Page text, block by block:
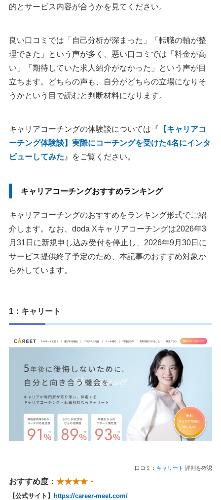
的とサービス内容が合うかを見てください。
良い口コミでは「自己分析が深まった」「転職の軸が整
理できた」という声が多く、悪い口コミでは「料金が高
い」「期待していた求人紹介がなかった」という声が目
立ちます。どちらの声も、自分がどちらの立場になりそ
うかという目で読むと判断材料になります。
キャリアコーチングの体験談については『 【キャリアコ
ーチング体験談】実際にコーチングを受けた4名にインタ
ビューしてみた 』をご覧ください。
キャリアコーチングおすすめランキング
キャリアコーチングのおすすめをランキング形式でご紹
介します。なお、doda Xキャリアコーチングは2026年3
月31日に新規申し込み受付を停止し、2026年9月30日に
サービス提供終了予定のため、本記事のおすすめ対象か
ら外しています。
1：キャリート
口コミ： キャリート 評判を確認
おすすめ度： ★★★★・
【公式サイト】 https://career-meet.com/